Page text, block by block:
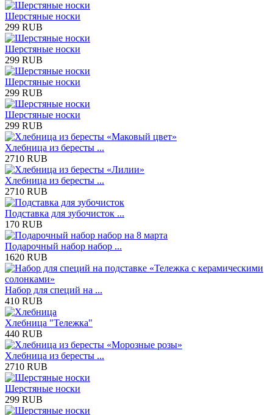
Шерстяные носки
299 RUB
Шерстяные носки
299 RUB
Шерстяные носки
299 RUB
Шерстяные носки
299 RUB
Хлебница из бересты ...
2710 RUB
Хлебница из бересты ...
2710 RUB
Подставка для зубочисток ...
170 RUB
Подарочный набор набор ...
1620 RUB
Набор для специй на ...
410 RUB
Хлебница "Тележка"
440 RUB
Хлебница из бересты ...
2710 RUB
Шерстяные носки
299 RUB